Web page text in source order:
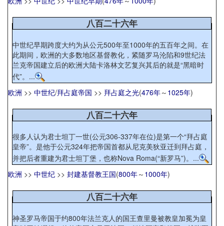
八百二十六年
中世纪早期跨度大约为从公元500年至1000年的五百年之间。在
此期间，欧洲的大多数地区基督教化，紧随罗马沦陷和9世纪法
兰克帝国建立后的欧洲大陆卡洛林文艺复兴其后的就是“黑暗时
代”。...
欧洲 >> 中世纪/拜占庭帝国 >> 拜占庭之光(476年～ 1025年)
八百二十六年
很多人认为君士坦丁一世(公元306-337年在位)是第一个“拜占庭
皇帝”。是他于公元324年把帝国首都从尼克美狄亚迁到拜占庭，
并把后者重建为君士坦丁堡，也称Nova Roma(“新罗马”)。...
欧洲 >> 中世纪 >> 封建基督教王国(800年～ 1000年)
八百二十六年
神圣罗马帝国于约800年法兰克人的国王查里曼被教皇加冕为皇